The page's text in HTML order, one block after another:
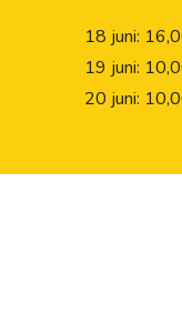
18 juni:
19 juni:
20 juni: